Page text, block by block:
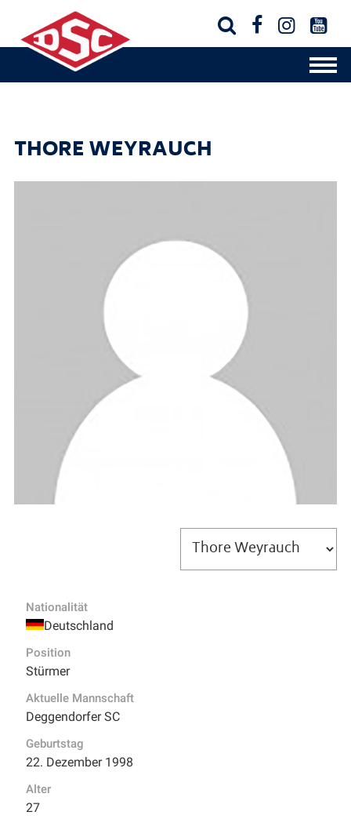
   
THORE WEYRAUCH
Nationalität
Deutschland
Position
Stürmer
Aktuelle Mannschaft
Deggendorfer SC
Geburtstag
22. Dezember 1998
Alter
27